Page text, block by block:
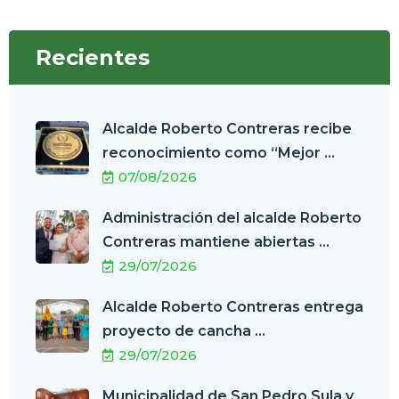
Recientes
Alcalde Roberto Contreras recibe
reconocimiento como “Mejor ...
07/08/2026
Administración del alcalde Roberto
Contreras mantiene abiertas ...
29/07/2026
Alcalde Roberto Contreras entrega
proyecto de cancha ...
29/07/2026